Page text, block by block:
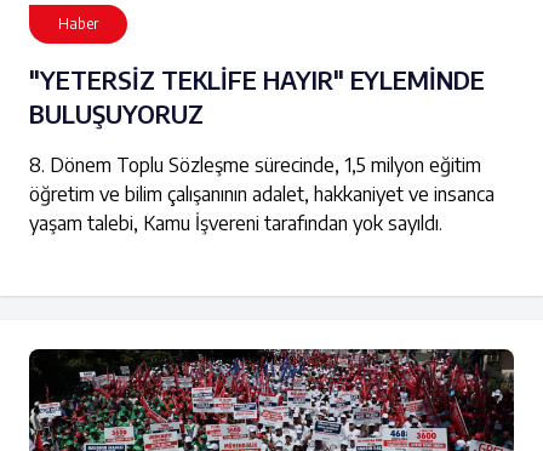
Haber
"YETERSİZ TEKLİFE HAYIR" EYLEMİNDE
BULUŞUYORUZ
8. Dönem Toplu Sözleşme sürecinde, 1,5 milyon eğitim
öğretim ve bilim çalışanının adalet, hakkaniyet ve insanca
yaşam talebi, Kamu İşvereni tarafından yok sayıldı.